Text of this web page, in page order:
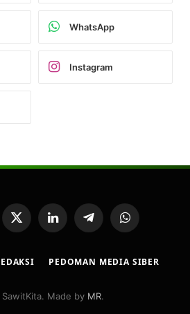
WhatsApp
Instagram
X
LinkedInTelegramWhatsApp
PEDOMAN MEDIA SIBER
Made by MR.